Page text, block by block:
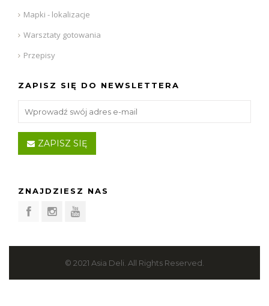
Mapki - lokalizacje
Warsztaty gotowania
Przepisy
ZAPISZ SIĘ DO NEWSLETTERA
ZAPISZ SIĘ
ZNAJDZIESZ NAS
© 2021 Asia Deli. All Rights Reserved.